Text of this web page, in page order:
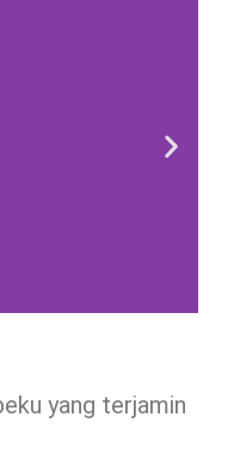
yang terjamin